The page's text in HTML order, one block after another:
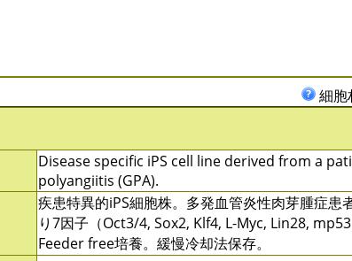
細胞
Disease specific iPS cell line derived from a
polyangiitis (GPA).
疾患特異的iPS細胞株。多発血管炎性肉芽腫症患
り7因子（Oct3/4, Sox2, Klf4, L-Myc, Lin28,
Feeder free培養。緩慢冷却法保存。